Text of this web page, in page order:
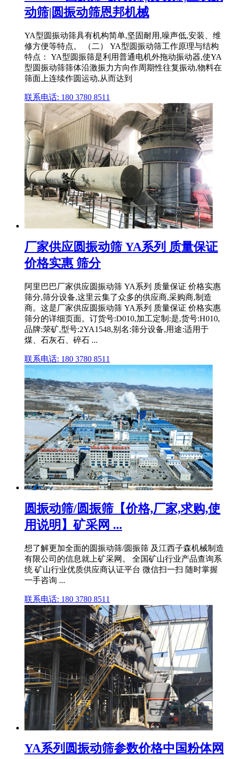
动筛|圆振动筛恩邦机械
YA型圆振动筛具有机构简单,坚固耐用,噪声低,安装、维
修方便等特点。 （二） YA型圆振动筛工作原理与结构
特点： YA型圆振筛是利用普通电机外拖动振动器,使YA
型圆振动筛筛体沿激振力方向作周期性往复振动,物料在
筛面上连续作圆运动,从而达到
联系电话: 180 3780 8511
厂家供应圆振动筛 YA系列 质量保证
价格实惠 筛分
阿里巴巴厂家供应圆振动筛 YA系列 质量保证 价格实惠
筛分,筛分设备,这里云集了众多的供应商,采购商,制造
商。这是厂家供应圆振动筛 YA系列 质量保证 价格实惠
筛分的详细页面。订货号:D010,加工定制:是,货号:H010,
品牌:荥矿,型号:2YA1548,别名:筛分设备,用途:适用于
煤、石灰石、碎石 ...
联系电话: 180 3780 8511
圆振动筛/圆振筛【价格,厂家,求购,使
用说明】矿采网 ...
想了解更加全面的圆振动筛/圆振筛 及江西子森机械制造
有限公司的信息就上矿采网。 全国矿山行业产品查询系
统 矿山行业优质供应商认证平台 微信扫一扫 随时掌握
一手咨询 ...
联系电话: 180 3780 8511
YA系列圆振动筛参数价格中国粉体网